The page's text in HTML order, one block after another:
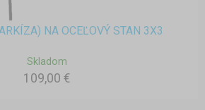
NA OCEĽOVÝ STAN 3X3
Skladom
109,00 €